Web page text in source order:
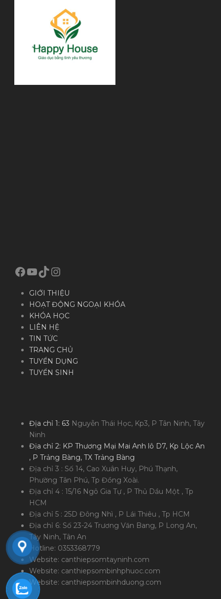
Facebook YouTube TikTok Instagram
GIỚI THIỆU
HOẠT ĐỘNG NGOẠI KHÓA
KHÓA HỌC
LIÊN HỆ
TIN TỨC
TRANG CHỦ
TUYỂN DỤNG
TUYỂN SINH
Địa chỉ 1: 63 Nguyễn Thái Học, Kp3, P Tân Ninh, Tây
Ninh
Địa chỉ 2: KP Thương Mại Mai Anh lô D7, Kp Lộc An
, P Trảng Bàng, TX Trảng Bàng
Địa chỉ 3 : Số 14, Cao Xuân Huy, Phú Thạnh,
Phường Tân Phú, Tp Đồng Xoài.
Địa chỉ 4 : 15/16 Ngô Gia Tự , P Thủ Dầu Một , Tp
HCM
Địa chỉ 5 : 25D Đông Nhì , P Lái Thiêu , Tp HCM
Địa chỉ 6: Số 23-24 Trương Văn Bang, P Long An,
Tây Ninh, Tân An
Hotline: 0353368779
Website: canthiepsomtayninh.com
Website: canthiepsombinhphuoc.com
Website: canthiepsombinhduong.com